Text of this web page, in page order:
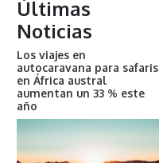
Últimas
Noticias
Los viajes en
autocaravana para safaris
en África austral
aumentan un 33 % este
año